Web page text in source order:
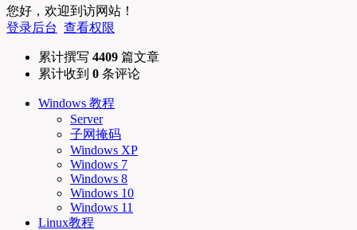
您好，欢迎到访网站！
登录后台 查看权限
累计撰写 4409 篇文章
累计收到 0 条评论
Windows 教程
Server
子网掩码
Windows XP
Windows 7
Windows 8
Windows 10
Windows 11
Linux教程